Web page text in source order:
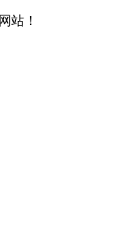
站！